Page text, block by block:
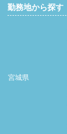
勤務地から探す
宮城県